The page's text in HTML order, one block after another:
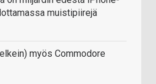
muistipiirejä
myös Commodore